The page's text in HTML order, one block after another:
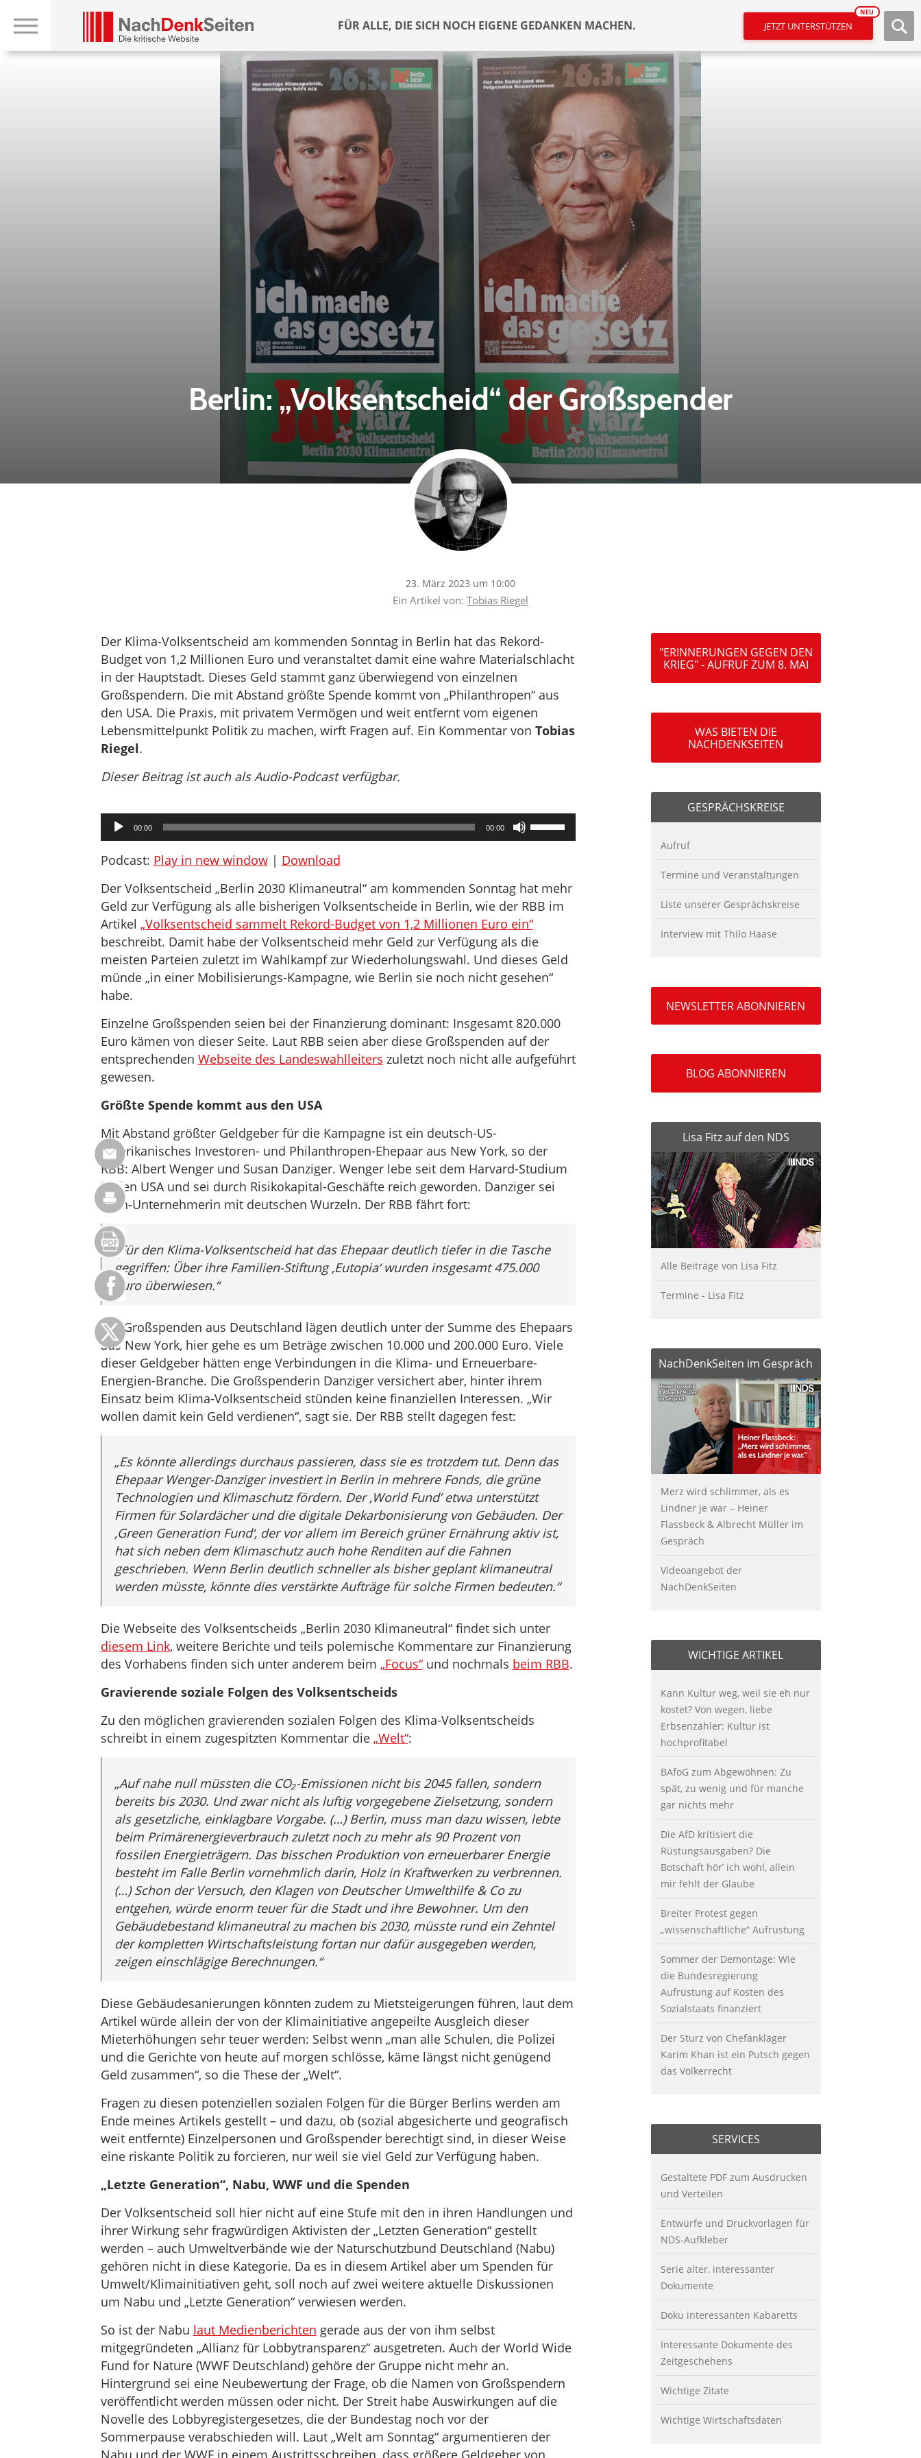
FÜR ALLE, DIE SICH NOCH EIGENE GEDANKEN MACHEN. JETZT UNTERSTÜTZEN
NEU
Berlin: „Volksentscheid“ der Großspender
23. März 2023 um 10:00
Ein Artikel von: Tobias Riegel
Der Klima-Volksentscheid am kommenden Sonntag in Berlin hat das Rekord-
Budget von 1,2 Millionen Euro und veranstaltet damit eine wahre Materialschlacht
in der Hauptstadt. Dieses Geld stammt ganz überwiegend von einzelnen
Großspendern. Die mit Abstand größte Spende kommt von „Philanthropen“ aus
den USA. Die Praxis, mit privatem Vermögen und weit entfernt vom eigenen
Lebensmittelpunkt Politik zu machen, wirft Fragen auf. Ein Kommentar von Tobias
Riegel.
Dieser Beitrag ist auch als Audio-Podcast verfügbar.
Audio-
Player
00:00 00:00
Pfeiltasten
Hoch/Runter
die
Lautstärke
zu
regeln.
Podcast: Play in new window| Download
Der Volksentscheid „Berlin 2030 Klimaneutral“ am kommenden Sonntag hat mehr
Geld zur Verfügung als alle bisherigen Volksentscheide in Berlin, wie der RBB im
Artikel „Volksentscheid sammelt Rekord-Budget von 1,2 Millionen Euro ein“
beschreibt. Damit habe der Volksentscheid mehr Geld zur Verfügung als die
meisten Parteien zuletzt im Wahlkampf zur Wiederholungswahl. Und dieses Geld
münde „in einer Mobilisierungs-Kampagne, wie Berlin sie noch nicht gesehen“
habe.
Einzelne Großspenden seien bei der Finanzierung dominant: Insgesamt 820.000
Euro kämen von dieser Seite. Laut RBB seien aber diese Großspenden auf der
entsprechenden Webseite des Landeswahlleiters zuletzt noch nicht alle aufgeführt
gewesen.
Größte Spende kommt aus den USA
Mit Abstand größter Geldgeber für die Kampagne ist ein deutsch-US-
amerikanisches Investoren- und Philanthropen-Ehepaar aus New York, so der
RBB: Albert Wenger und Susan Danziger. Wenger lebe seit dem Harvard-Studium
in den USA und sei durch Risikokapital-Geschäfte reich geworden. Danziger sei
Tech-Unternehmerin mit deutschen Wurzeln. Der RBB fährt fort:
„Für den Klima-Volksentscheid hat das Ehepaar deutlich tiefer in die Tasche
gegriffen: Über ihre Familien-Stiftung ‚Eutopia‘ wurden insgesamt 475.000
Euro überwiesen.“
Die Großspenden aus Deutschland lägen deutlich unter der Summe des Ehepaars
aus New York, hier gehe es um Beträge zwischen 10.000 und 200.000 Euro. Viele
dieser Geldgeber hätten enge Verbindungen in die Klima- und Erneuerbare-
Energien-Branche. Die Großspenderin Danziger versichert aber, hinter ihrem
Einsatz beim Klima-Volksentscheid stünden keine finanziellen Interessen. „Wir
wollen damit kein Geld verdienen“, sagt sie. Der RBB stellt dagegen fest:
„Es könnte allerdings durchaus passieren, dass sie es trotzdem tut. Denn das
Ehepaar Wenger-Danziger investiert in Berlin in mehrere Fonds, die grüne
Technologien und Klimaschutz fördern. Der ‚World Fund’ etwa unterstützt
Firmen für Solardächer und die digitale Dekarbonisierung von Gebäuden. Der
‚Green Generation Fund‘, der vor allem im Bereich grüner Ernährung aktiv ist,
hat sich neben dem Klimaschutz auch hohe Renditen auf die Fahnen
geschrieben. Wenn Berlin deutlich schneller als bisher geplant klimaneutral
werden müsste, könnte dies verstärkte Aufträge für solche Firmen bedeuten.“
Die Webseite des Volksentscheids „Berlin 2030 Klimaneutral“ findet sich unter
diesem Link, weitere Berichte und teils polemische Kommentare zur Finanzierung
des Vorhabens finden sich unter anderem beim „Focus“und nochmals beim RBB.
Gravierende soziale Folgen des Volksentscheids
Zu den möglichen gravierenden sozialen Folgen des Klima-Volksentscheids
schreibt in einem zugespitzten Kommentar die „Welt“:
„Auf nahe null müssten die CO₂-Emissionen nicht bis 2045 fallen, sondern
bereits bis 2030. Und zwar nicht als luftig vorgegebene Zielsetzung, sondern
als gesetzliche, einklagbare Vorgabe. (…) Berlin, muss man dazu wissen, lebte
beim Primärenergieverbrauch zuletzt noch zu mehr als 90 Prozent von
fossilen Energieträgern. Das bisschen Produktion von erneuerbarer Energie
besteht im Falle Berlin vornehmlich darin, Holz in Kraftwerken zu verbrennen.
(…) Schon der Versuch, den Klagen von Deutscher Umwelthilfe & Co zu
entgehen, würde enorm teuer für die Stadt und ihre Bewohner. Um den
Gebäudebestand klimaneutral zu machen bis 2030, müsste rund ein Zehntel
der kompletten Wirtschaftsleistung fortan nur dafür ausgegeben werden,
zeigen einschlägige Berechnungen.“
Diese Gebäudesanierungen könnten zudem zu Mietsteigerungen führen, laut dem
Artikel würde allein der von der Klimainitiative angepeilte Ausgleich dieser
Mieterhöhungen sehr teuer werden: Selbst wenn „man alle Schulen, die Polizei
und die Gerichte von heute auf morgen schlösse, käme längst nicht genügend
Geld zusammen“, so die These der „Welt“.
Fragen zu diesen potenziellen sozialen Folgen für die Bürger Berlins werden am
Ende meines Artikels gestellt – und dazu, ob (sozial abgesicherte und geografisch
weit entfernte) Einzelpersonen und Großspender berechtigt sind, in dieser Weise
eine riskante Politik zu forcieren, nur weil sie viel Geld zur Verfügung haben.
„Letzte Generation“, Nabu, WWF und die Spenden
Der Volksentscheid soll hier nicht auf eine Stufe mit den in ihren Handlungen und
ihrer Wirkung sehr fragwürdigen Aktivisten der „Letzten Generation“ gestellt
werden – auch Umweltverbände wie der Naturschutzbund Deutschland (Nabu)
gehören nicht in diese Kategorie. Da es in diesem Artikel aber um Spenden für
Umwelt/Klimainitiativen geht, soll noch auf zwei weitere aktuelle Diskussionen
um Nabu und „Letzte Generation“ verwiesen werden.
So ist der Nabu laut Medienberichten gerade aus der von ihm selbst
mitgegründeten „Allianz für Lobbytransparenz“ ausgetreten. Auch der World Wide
Fund for Nature (WWF Deutschland) gehöre der Gruppe nicht mehr an.
Hintergrund sei eine Neubewertung der Frage, ob die Namen von Großspendern
veröffentlicht werden müssen oder nicht. Der Streit habe Auswirkungen auf die
Novelle des Lobbyregistergesetzes, die der Bundestag noch vor der
Sommerpause verabschieden will. Laut „Welt am Sonntag“ argumentieren der
Nabu und der WWF in einem Austrittsschreiben, dass größere Geldgeber von
"ERINNERUNGEN GEGEN DEN
KRIEG" - AUFRUF ZUM 8. MAI
WAS BIETEN DIE
NACHDENKSEITEN
GESPRÄCHSKREISE
Aufruf
Termine und Veranstaltungen
Liste unserer Gesprächskreise
Interview mit Thilo Haase
NEWSLETTER ABONNIEREN
BLOG ABONNIEREN
Lisa Fitz auf den NDS
Alle Beiträge von Lisa Fitz
Termine - Lisa Fitz
NachDenkSeiten im Gespräch
Merz wird schlimmer, als es
Lindner je war – Heiner
Flassbeck & Albrecht Müller im
Gespräch
Videoangebot der
NachDenkSeiten
WICHTIGE ARTIKEL
Kann Kultur weg, weil sie eh nur
kostet? Von wegen, liebe
Erbsenzähler: Kultur ist
hochprofitabel
BAföG zum Abgewöhnen: Zu
spät, zu wenig und für manche
gar nichts mehr
Die AfD kritisiert die
Rüstungsausgaben? Die
Botschaft hör’ ich wohl, allein
mir fehlt der Glaube
Breiter Protest gegen
„wissenschaftliche“ Aufrüstung
Sommer der Demontage: Wie
die Bundesregierung
Aufrüstung auf Kosten des
Sozialstaats finanziert
Der Sturz von Chefankläger
Karim Khan ist ein Putsch gegen
das Völkerrecht
SERVICES
Gestaltete PDF zum Ausdrucken
und Verteilen
Entwürfe und Druckvorlagen für
NDS-Aufkleber
Serie alter, interessanter
Dokumente
Doku interessanten Kabaretts
Interessante Dokumente des
Zeitgeschehens
Wichtige Zitate
Wichtige Wirtschaftsdaten